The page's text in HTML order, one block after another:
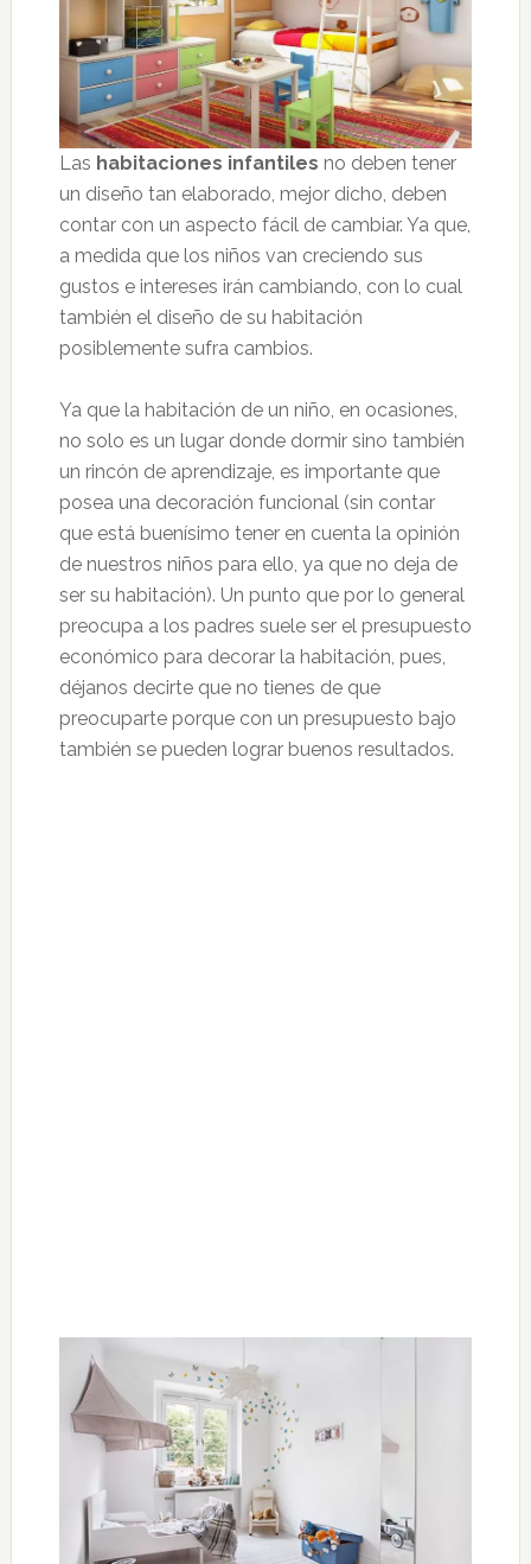
Las habitaciones infantiles no deben tener
un diseño tan elaborado, mejor dicho, deben
contar con un aspecto fácil de cambiar. Ya que,
a medida que los niños van creciendo sus
gustos e intereses irán cambiando, con lo cual
también el diseño de su habitación
posiblemente sufra cambios.
Ya que la habitación de un niño, en ocasiones,
no solo es un lugar donde dormir sino también
un rincón de aprendizaje, es importante que
posea una decoración funcional (sin contar
que está buenísimo tener en cuenta la opinión
de nuestros niños para ello, ya que no deja de
ser su habitación). Un punto que por lo general
preocupa a los padres suele ser el presupuesto
económico para decorar la habitación, pues,
déjanos decirte que no tienes de que
preocuparte porque con un presupuesto bajo
también se pueden lograr buenos resultados.